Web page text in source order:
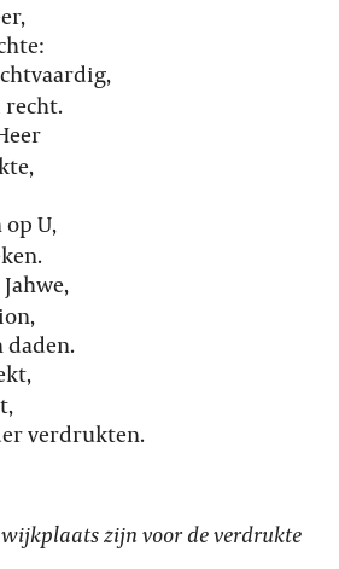
recht.
U,
daden.
verdrukten.
wijkplaats zijn voor de verdrukte